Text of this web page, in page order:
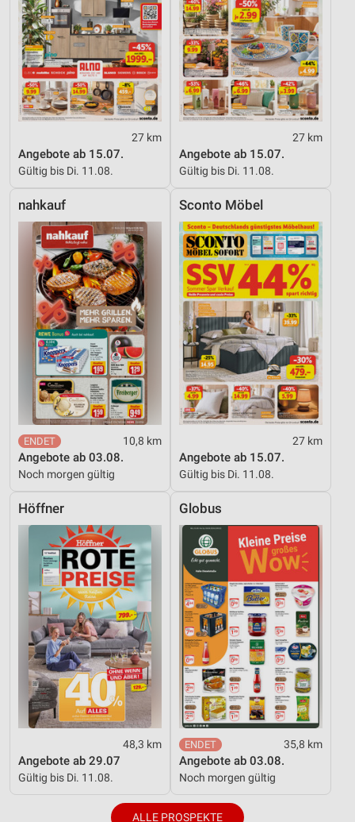
27 km
Angebote ab 15.07.
Gültig bis Di. 11.08.
27 km
Angebote ab 15.07.
Gültig bis Di. 11.08.
nahkauf
10,8 km
Angebote ab 03.08.
Noch morgen gültig
Sconto Möbel
27 km
Angebote ab 15.07.
Gültig bis Di. 11.08.
Höffner
48,3 km
Angebote ab 29.07
Gültig bis Di. 11.08.
Globus
35,8 km
Angebote ab 03.08.
Noch morgen gültig
ALLE PROSPEKTE